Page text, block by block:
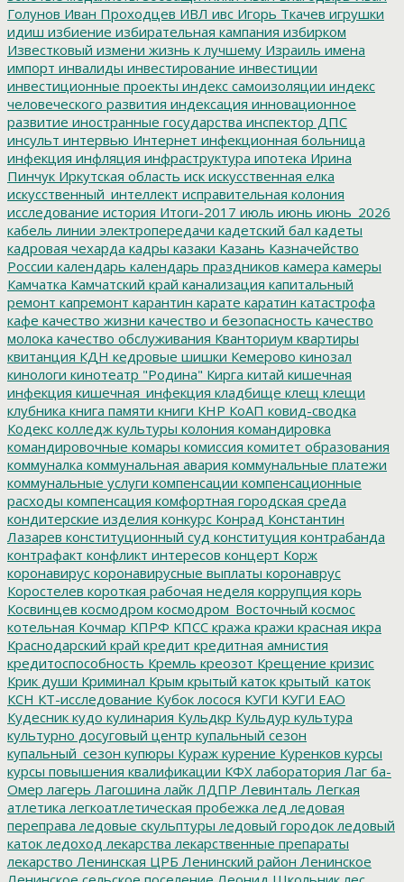
Голунов Иван Проходцев ИВЛ ивс Игорь Ткачев игрушки
идиш избиение избирательная кампания избирком
Известковый измени жизнь к лучшему Израиль имена
импорт инвалиды инвестирование инвестиции
инвестиционные проекты индекс самоизоляции индекс
человеческого развития индексация инновационное
развитие иностранные государства инспектор ДПС
инсульт интервью Интернет инфекционная больница
инфекция инфляция инфраструктура ипотека Ирина
Пинчук Иркутская область иск искусственная елка
искусственный_интеллект исправительная колония
исследование история Итоги-2017 июль июнь июнь_2026
кабель линии электропередачи кадетский бал кадеты
кадровая чехарда кадры казаки Казань Казначейство
России календарь календарь праздников камера камеры
Камчатка Камчатский край канализация капитальный
ремонт капремонт карантин карате каратин катастрофа
кафе качество жизни качество и безопасность качество
молока качество обслуживания Кванториум квартиры
квитанция КДН кедровые шишки Кемерово кинозал
кинологи кинотеатр "Родина" Кирга китай кишечная
инфекция кишечная_инфекция кладбище клещ клещи
клубника книга памяти книги КНР КоАП ковид-сводка
Кодекс колледж культуры колония командировка
командировочные комары комиссия комитет образования
коммуналка коммунальная авария коммунальные платежи
коммунальные услуги компенсации компенсационные
расходы компенсация комфортная городская среда
кондитерские изделия конкурс Конрад Константин
Лазарев конституционный суд конституция контрабанда
контрафакт конфликт интересов концерт Корж
коронавирус коронавирусные выплаты коронаврус
Коростелев короткая рабочая неделя коррупция корь
Косвинцев космодром космодром_Восточный космос
котельная Кочмар КПРФ КПСС кража кражи красная икра
Краснодарский край кредит кредитная амнистия
кредитоспособность Кремль креозот Крещение кризис
Крик души Криминал Крым крытый каток крытый_каток
КСН КТ-исследование Кубок лосося КУГИ КУГИ ЕАО
Кудесник кудо кулинария Кульдкр Кульдур культура
культурно досуговый центр купальный сезон
купальный_сезон купюры Кураж курение Куренков курсы
курсы повышения квалификации КФХ лаборатория Лаг ба-
Омер лагерь Лагошина лайк ЛДПР Левинталь Легкая
атлетика легкоатлетическая пробежка лед ледовая
переправа ледовые скульптуры ледовый городок ледовый
каток ледоход лекарства лекарственные препараты
лекарство Ленинская ЦРБ Ленинский район Ленинское